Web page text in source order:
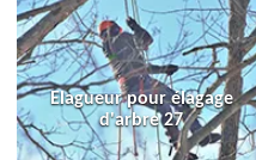
Elagueur pour élagage
d'arbre 27